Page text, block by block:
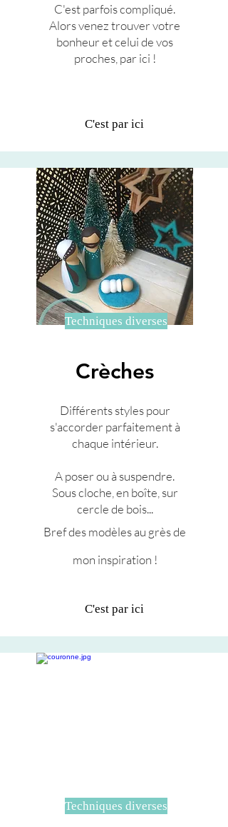
C'est parfois compliqué.
Alors venez trouver votre
bonheur et celui de vos
proches, par ici !
C'est par ici
Techniques diverses
Crèches
Différents styles pour
s'accorder parfaitement à
chaque intérieur.
A poser ou à suspendre.
Sous cloche, en boîte, sur
cercle de bois...
Bref desmodèlesau grès de
mon inspiration !
C'est par ici
Techniques diverses